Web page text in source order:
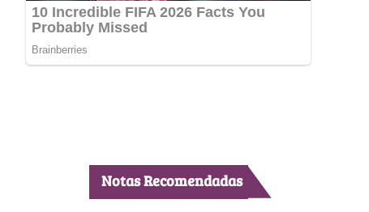
Notas Recomendadas